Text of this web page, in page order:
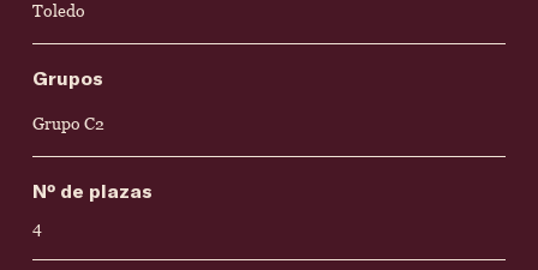
Toledo
Grupos
Grupo C2
Nº de plazas
4